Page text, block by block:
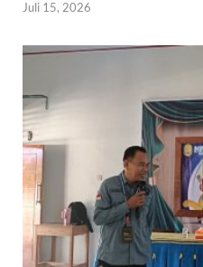
Juli 15, 2026